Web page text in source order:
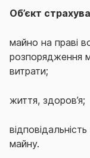
Об’єкт
майно на праві
розпорядження
витрати;
життя, здоров’я;
майну.